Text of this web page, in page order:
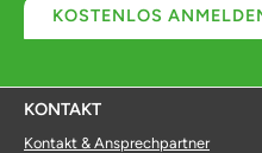
KOSTENLOS
KONTAKT
Kontakt & Ansprechpartner